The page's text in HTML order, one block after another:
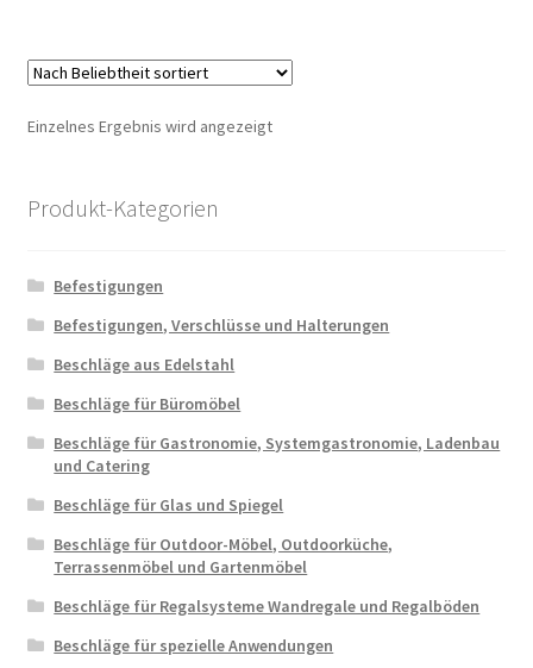
Einzelnes Ergebnis wird angezeigt
Produkt-Kategorien
Befestigungen
Befestigungen, Verschlüsse und Halterungen
Beschläge aus Edelstahl
Beschläge für Büromöbel
Beschläge für Gastronomie, Systemgastronomie, Ladenbau
und Catering
Beschläge für Glas und Spiegel
Beschläge für Outdoor-Möbel, Outdoorküche,
Terrassenmöbel und Gartenmöbel
Beschläge für Regalsysteme Wandregale und Regalböden
Beschläge für spezielle Anwendungen